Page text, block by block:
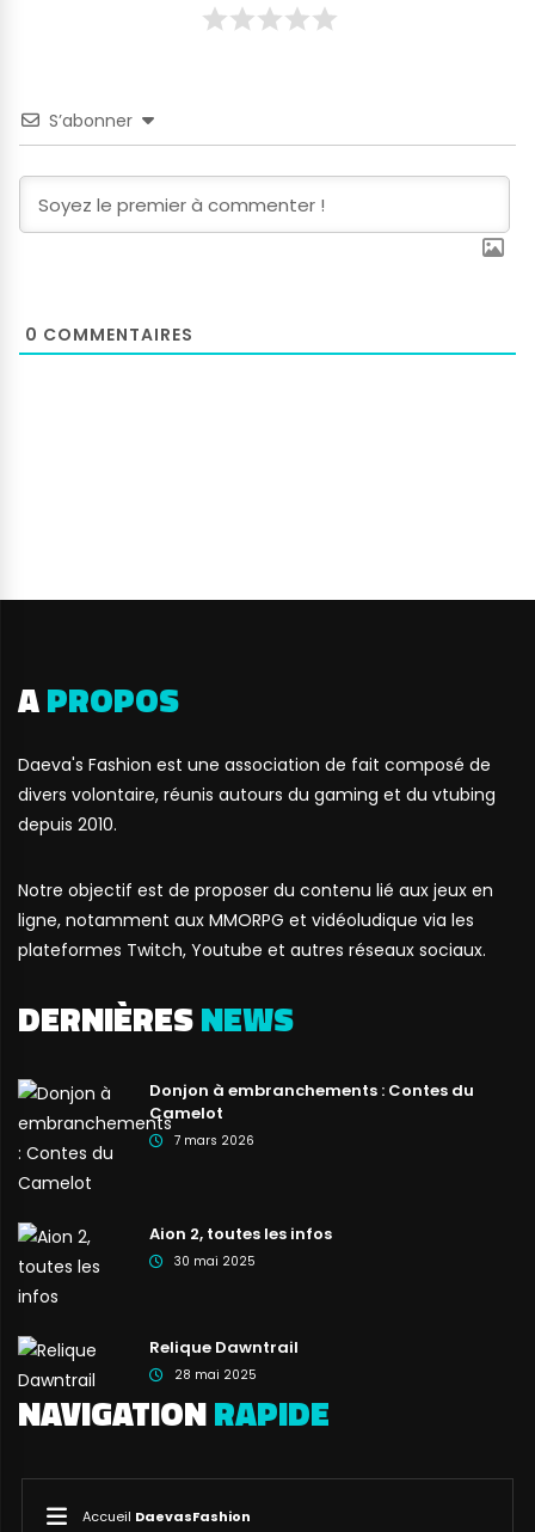
S’abonner
0 COMMENTAIRES
APROPOS
Daeva's Fashion est une association de fait composé de
divers volontaire, réunis autours du gaming et du vtubing
depuis 2010.
Notre objectif est de proposer du contenu lié aux jeux en
ligne, notamment aux MMORPG et vidéoludique via les
plateformes Twitch, Youtube et autres réseaux sociaux.
DERNIÈRESNEWS
Donjon à embranchements : Contes du
Camelot
7 mars 2026
Aion 2, toutes les infos
30 mai 2025
Relique Dawntrail
28 mai 2025
NAVIGATIONRAPIDE
Accueil DaevasFashion